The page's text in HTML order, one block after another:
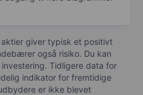
giver typisk et positivt
også risiko. Du kan
Tidligere data for
indikator for fremtidige
er ikke blevet